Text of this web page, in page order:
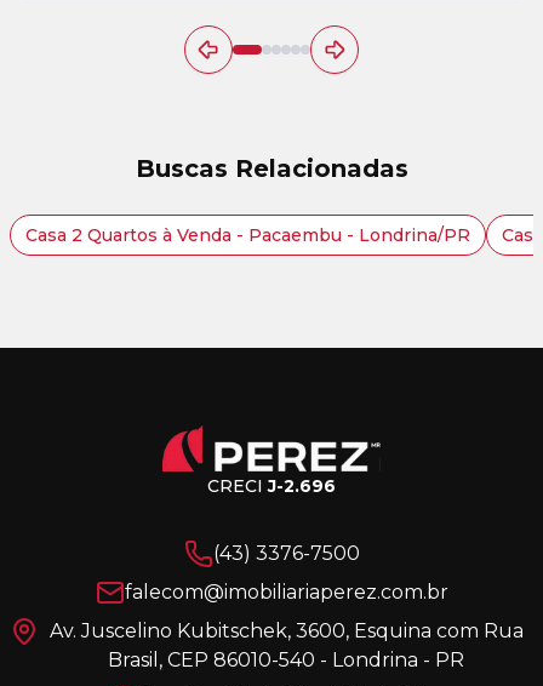
Buscas Relacionadas
Casa 2 Quartos à Venda - Pacaembu - Londrina/PR
CRECIJ-2.696
(43) 3376-7500
falecom@imobiliariaperez.com.br
Av. Juscelino Kubitschek, 3600, Esquina com Rua
Brasil, CEP 86010-540 - Londrina - PR